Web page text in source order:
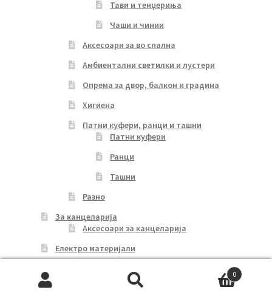
Тави и тенџериња
Чаши и чинии
Аксесоари за во спална
Амбиентални светилки и лустери
Опрема за двор, балкон и градина
Хигиена
Патни куфери, ранци и ташни
Патни куфери
Ранци
Ташни
Разно
За канцеларија
Аксесоари за канцеларија
Електро материјали
0